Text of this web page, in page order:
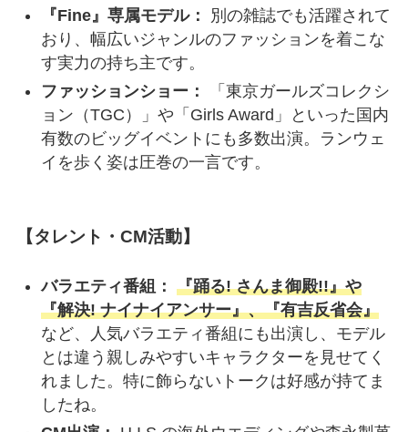
『Fine』専属モデル：
別の雑誌でも活躍されて
おり、幅広いジャンルのファッションを着こな
す実力の持ち主です。
ファッションショー：
「東京ガールズコレクシ
ョン（TGC）」や「Girls Award」といった国内
有数のビッグイベントにも多数出演。ランウェ
イを歩く姿は圧巻の一言です。
【タレント・CM活動】
バラエティ番組： 『踊る! さんま御殿!!』や
『解決! ナイナイアンサー』、『有吉反省会』
など、人気バラエティ番組にも出演し、モデル
とは違う親しみやすいキャラクターを見せてく
れました。特に飾らないトークは好感が持てま
したね。